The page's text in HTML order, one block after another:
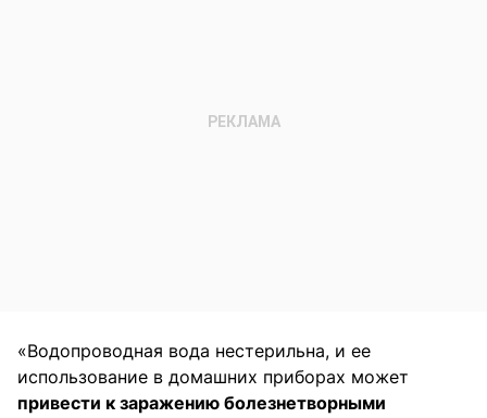
«Водопроводная вода нестерильна, и ее
использование в домашних приборах может
привести к заражению болезнетворными